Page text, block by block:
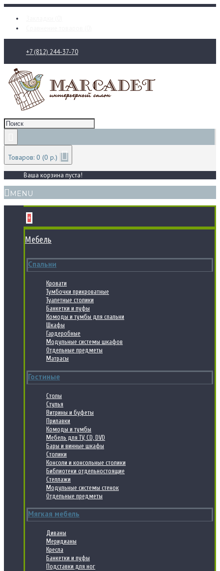
+7 (812) 244-37-70
Товаров: 0 (0 р.)
Ваша корзина пуста!
MENU
+
Мебель
Спальни
Кровати
Тумбочки прикроватные
Туалетные столики
Банкетки и пуфы
Комоды и тумбы для спальни
Шкафы
Гардеробные
Модульные системы шкафов
Отдельные предметы
Матрасы
Гостиные
Столы
Стулья
Витрины и буфеты
Прилавки
Комоды и тумбы
Мебель для TV, CD, DVD
Бары и винные шкафы
Столики
Консоли и консольные столики
Библиотеки отдельностоящие
Стеллажи
Модульные системы стенок
Отдельные предметы
Мягкая мебель
Диваны
Меридианы
Кресла
Банкетки и пуфы
Подставки для ног